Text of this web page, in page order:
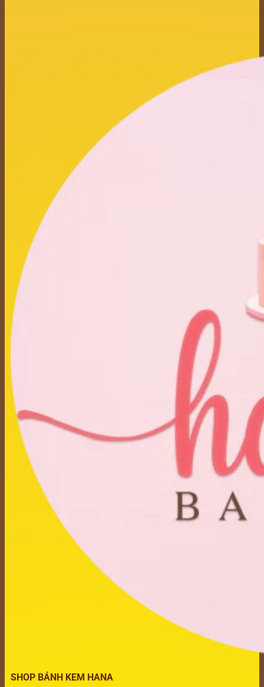
SHOP BÁNH KEM HANA